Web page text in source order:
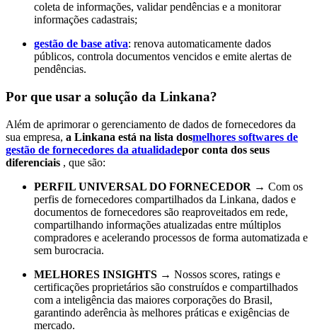
coleta de informações, validar pendências e a monitorar
informações cadastrais;
gestão de base ativa: renova automaticamente dados
públicos, controla documentos vencidos e emite alertas de
pendências.
Por que usar a solução da Linkana?
Além de aprimorar o gerenciamento de dados de fornecedores da
sua empresa, a Linkana está na lista dosmelhores softwares de
gestão de fornecedores da atualidadepor conta dos seus
diferenciais , que são:
PERFIL UNIVERSAL DO FORNECEDOR → Com os
perfis de fornecedores compartilhados da Linkana, dados e
documentos de fornecedores são reaproveitados em rede,
compartilhando informações atualizadas entre múltiplos
compradores e acelerando processos de forma automatizada e
sem burocracia.
MELHORES INSIGHTS → Nossos scores, ratings e
certificações proprietários são construídos e compartilhados
com a inteligência das maiores corporações do Brasil,
garantindo aderência às melhores práticas e exigências de
mercado.